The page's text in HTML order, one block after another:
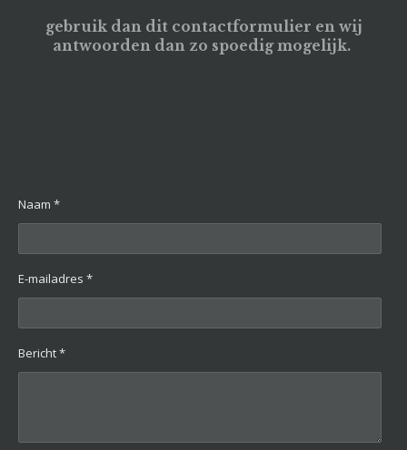
gebruik dan dit contactformulier en wij
antwoorden dan zo spoedig mogelijk.
Naam *
E-mailadres *
Bericht *